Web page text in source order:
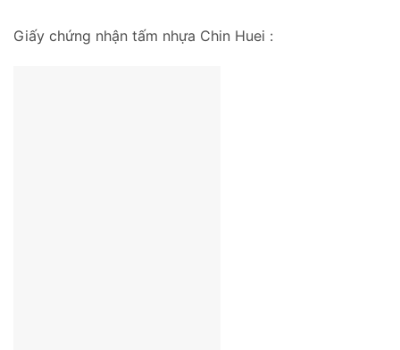
Giấy chứng nhận tấm nhựa Chin Huei :